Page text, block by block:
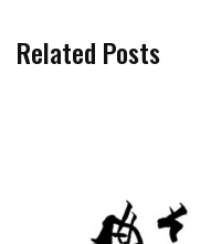
Related Posts